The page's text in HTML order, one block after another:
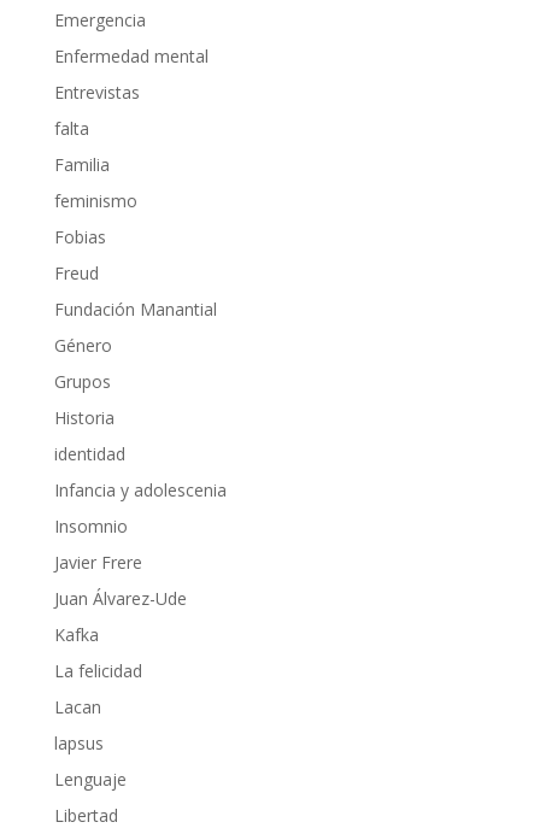
Emergencia
Enfermedad mental
Entrevistas
falta
Familia
feminismo
Fobias
Freud
Fundación Manantial
Género
Grupos
Historia
identidad
Infancia y adolescenia
Insomnio
Javier Frere
Juan Álvarez-Ude
Kafka
La felicidad
Lacan
lapsus
Lenguaje
Libertad